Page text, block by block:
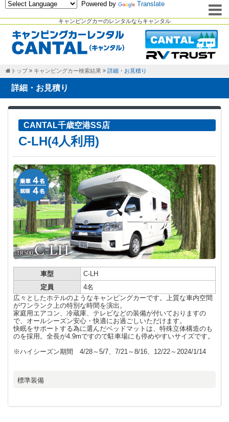
キャンピングカーのレンタルならキャンタル
Powered by Translate
トップ キャンピングカー検索結果 詳細・お見積り
詳細・お見積り
CANTAL千歳空港SS店
C-LH(4人利用)
車型
C-LH
定員
4名
広々としたホテルのようなキャンピングカーです。上質な車内空間
がワンランク上の特別な時間を演出。
家庭用エアコン、冷蔵庫、テレビなどの装備が付いておりますの
で、オールシーズン安心・快適にお過ごしいただけます。
快眠をサポートする為に選んだベッドマットは、特殊立体構造のも
のを採用。全長が4.9mですので駐車場にも停めやすいサイズです。
※ハイシーズン期間 4/28～5/7、7/21～8/16、12/22～2024/1/14
標準装備